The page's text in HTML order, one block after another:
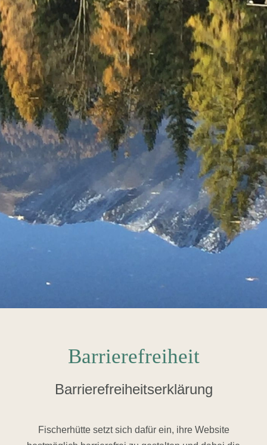
Barrierefreiheit
Barrierefreiheitserklärung
Fischerhütte setzt sich dafür ein, ihre Website